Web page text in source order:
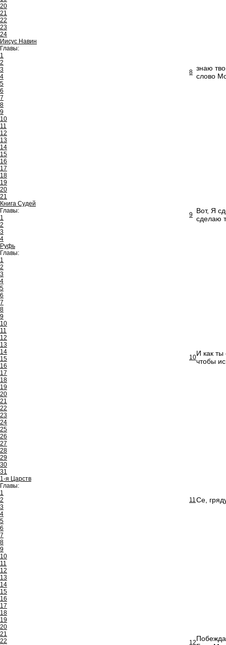
20
21
22
23
24
Иисус Навин
Главы:
1
2
3
4
5
6
7
8
9
10
11
12
13
14
15
16
17
18
19
20
21
Книга Судей
Главы:
1
2
3
4
Руфь
Главы:
1
2
3
4
5
6
7
8
9
10
11
12
13
14
15
16
17
18
19
20
21
22
23
24
25
26
27
28
29
30
31
1-я Царств
Главы:
1
2
3
4
5
6
7
8
9
10
11
12
13
14
15
16
17
18
19
20
21
22
8 знаю
слово
9 Вот, Я
сделаю
10И как
чтобы
11Се,
12